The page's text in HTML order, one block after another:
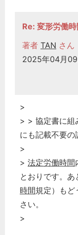
Re: 変形労働
著者 TAN さん
2025年04月09
>
> > 協定書に組
にも記載不要の
>
> 法定労働時間
とおりです。
時間規定）もど
さい。
>